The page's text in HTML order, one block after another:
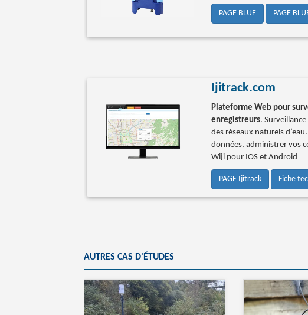
PAGE BLUE PAGE
Ijitrack.com
Plateforme Web pour
enregistreurs.
des réseaux naturels
données, administrer vos
Wiji pour IOS et Android
PAGE Ijitrack Fiche
AUTRES CAS D'ÉTUDES